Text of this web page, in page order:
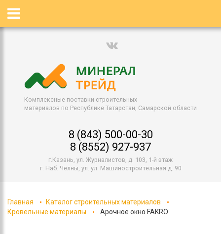
Комплексные поставки строительных
материалов по Республике Татарстан, Самарской области
8 (843) 500-00-30
8 (8552) 927-937
г.Казань, ул. Журналистов, д. 103, 1-й этаж
г. Наб. Челны, ул. ул. Машиностроительная д. 90
Главная
Каталог строительных материалов
Кровельные материалы
Арочное окно FAKRO